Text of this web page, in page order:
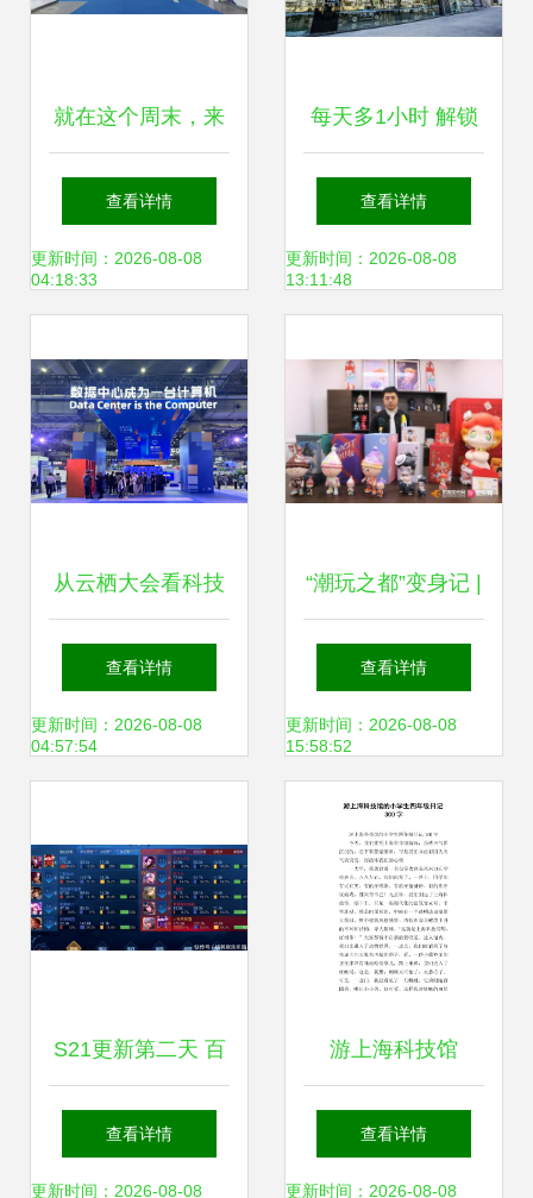
就在这个周末，来
玩呀——天玩科技
邀你共度欢乐时光
查看详情
更新时间：2026-08-08
04:18:33
每天多1小时 解锁
城市未来感科技展
览的玩转指南
查看详情
更新时间：2026-08-08
13:11:48
从云栖大会看科技
跨界 怎么把云计算
和AI“玩”出新花
查看详情
更新时间：2026-08-08
04:57:54
“潮玩之都”变身记 |
文化赋能，莞企打
造潮玩“IP梦工厂”
查看详情
更新时间：2026-08-08
15:58:52
S21更新第二天 百
里守约强到非Ban
必选，国服守约黑
查看详情
更新时间：2026-08-08
游上海科技馆
查看详情
更新时间：2026-08-08